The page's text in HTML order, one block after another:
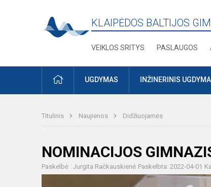
KLAIPĖDOS BALTIJOS
VEIKLOS SRITYS PASLAUGOS
PRADŽIAUGDYMAS INŽINERINIS
Titulinis Naujienos Didžiuojamės
NOMINACIJOS
Paskelbė : Jurgita Račkauskienė Paskelbta: 2022-04-01